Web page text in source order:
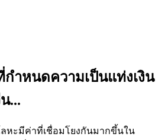
กำหนดความเป็นแท่งเงิน
...
หะมีค่าที่เชื่อมโยงกันมากขึ้นใน